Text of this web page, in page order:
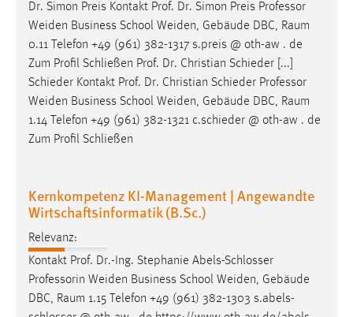
Dr. Simon Preis Kontakt Prof. Dr. Simon Preis Professor
Weiden Business School Weiden, Gebäude DBC, Raum
0.11 Telefon +49 (961) 382-1317 s.preis @ oth-aw . de
Zum Profil Schließen Prof. Dr. Christian Schieder [...]
Schieder Kontakt Prof. Dr. Christian Schieder Professor
Weiden Business School Weiden, Gebäude DBC, Raum
1.14 Telefon +49 (961) 382-1321 c.schieder @ oth-aw . de
Zum Profil Schließen
Kernkompetenz KI-Management | Angewandte
Wirtschaftsinformatik (B.Sc.)
Relevanz:
Kontakt Prof. Dr.-Ing. Stephanie Abels-Schlosser
Professorin Weiden Business School Weiden, Gebäude
DBC, Raum 1.15 Telefon +49 (961) 382-1303 s.abels-